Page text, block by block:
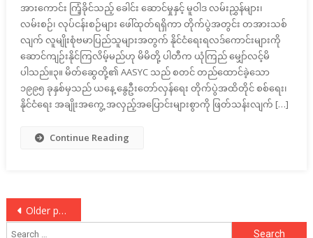
အားကောင်း ကြံ့ခိုင်သည့် ခေါင်း ဆောင်မှုနှင့် မူဝါဒ လမ်းညွှန်များ၊
လမ်းစဉ်၊ လုပ်ငန်းစဉ်များ ဖေါ်ထုတ်ရရှိကာ တိုက်ပွဲအတွင်း တအားသစ်
လျက် လူမျိုးစုံဗမာပြည်သူများအတွက် နိုင်ငံရေးရလဒ်ကောင်းများကို
ဆောင်ကျဉ်းနိုင်ကြလိမ့်မည်ဟု မိမိတို့ ပါတီက ယုံကြည် မျှော်လင့်မိ
ပါသည်။၃။ မိတ်ဆွေတို့၏ AASYC သည် စတင် တည်ထောင်ခဲ့သော
၁၉၉၅ ခုနှစ်မှသည် ယနေ့ နွေဦးတော်လှန်ရေး တိုက်ပွဲအထိတိုင် စစ်ရေး၊
နိုင်ငံရေး အချိုးအကွေ့ အလှည့်အပြောင်းများစွာကို ဖြတ်သန်းလျက် […]
Continue Reading
Posts
Older posts
Search